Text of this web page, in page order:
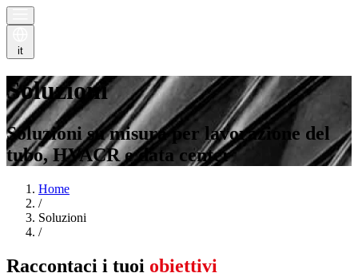
it
Soluzioni
Soluzioni su misura per lavorazione del
tubo, HVACR e data center
Home
/
Soluzioni
/
Raccontaci i tuoi obiettivi